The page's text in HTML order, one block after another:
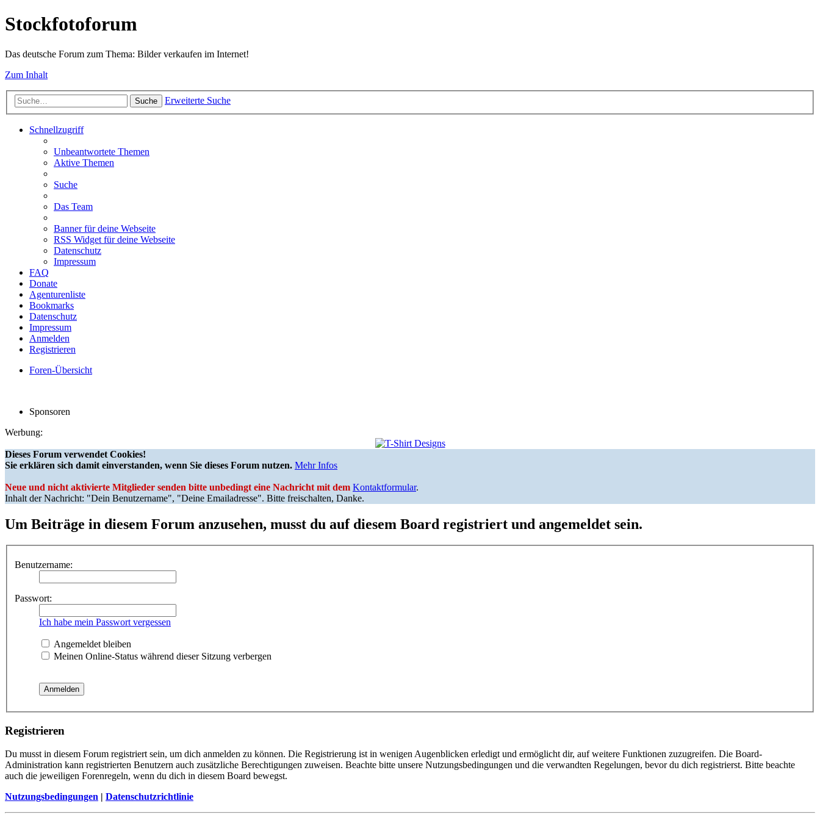
Stockfotoforum
Das deutsche Forum zum Thema: Bilder verkaufen im Internet!
Zum Inhalt
Suche Erweiterte Suche
Schnellzugriff
Unbeantwortete Themen
Aktive Themen
Suche
Das Team
Banner für deine Webseite
RSS Widget für deine Webseite
Datenschutz
Impressum
FAQ
Donate
Agenturenliste
Bookmarks
Datenschutz
Impressum
Anmelden
Registrieren
Foren-Übersicht
Sponsoren
Werbung:
Dieses Forum verwendet Cookies!
Sie erklären sich damit einverstanden, wenn Sie dieses Forum nutzen. Mehr Infos
Neue und nicht aktivierte Mitglieder senden bitte unbedingt eine Nachricht mit dem Kontaktformular.
Inhalt der Nachricht: "Dein Benutzername", "Deine Emailadresse". Bitte freischalten, Danke.
Um Beiträge in diesem Forum anzusehen, musst du auf diesem Board registriert und angemeldet sein.
Benutzername:
Passwort:
Ich habe mein Passwort vergessen
Angemeldet bleiben
Meinen Online-Status während dieser Sitzung verbergen
Registrieren
Du musst in diesem Forum registriert sein, um dich anmelden zu können. Die Registrierung ist in wenigen Augenblicken erledigt und ermöglicht dir, auf weitere Funktionen zuzugreifen. Die Board-
Administration kann registrierten Benutzern auch zusätzliche Berechtigungen zuweisen. Beachte bitte unsere Nutzungsbedingungen und die verwandten Regelungen, bevor du dich registrierst. Bitte beachte
auch die jeweiligen Forenregeln, wenn du dich in diesem Board bewegst.
Nutzungsbedingungen | Datenschutzrichtlinie